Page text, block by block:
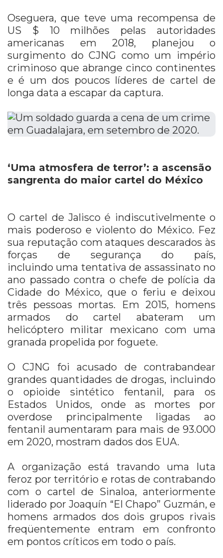
Oseguera, que teve uma recompensa de
US $ 10 milhões pelas autoridades
americanas em 2018, planejou o
surgimento do CJNG como um império
criminoso que abrange cinco continentes
e é um dos poucos líderes de cartel de
longa data a escapar da captura.
‘Uma atmosfera de terror’: a ascensão
sangrenta do maior cartel do México
O cartel de Jalisco é indiscutivelmente o
mais poderoso e violento do México. Fez
sua reputação com ataques descarados às
forças de segurança do país,
incluindo uma tentativa de assassinato no
ano passado contra o chefe de polícia da
Cidade do México, que o feriu e deixou
três pessoas mortas. Em 2015, homens
armados do cartel abateram um
helicóptero militar mexicano com uma
granada propelida por foguete.
O CJNG foi acusado de contrabandear
grandes quantidades de drogas, incluindo
o opioide sintético fentanil, para os
Estados Unidos, onde as mortes por
overdose principalmente ligadas ao
fentanil aumentaram para mais de 93.000
em 2020, mostram dados dos EUA.
A organização está travando uma luta
feroz por território e rotas de contrabando
com o cartel de Sinaloa, anteriormente
liderado por Joaquín “El Chapo” Guzmán, e
homens armados dos dois grupos rivais
freqüentemente entram em confronto
em pontos críticos em todo o país.